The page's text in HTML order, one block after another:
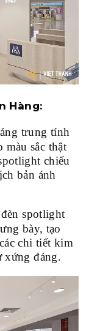
Hàng:
trung tính
sắc thật
chiếu
bản ánh
spotlight
bày, tạo
chi tiết kim
xứng đáng.